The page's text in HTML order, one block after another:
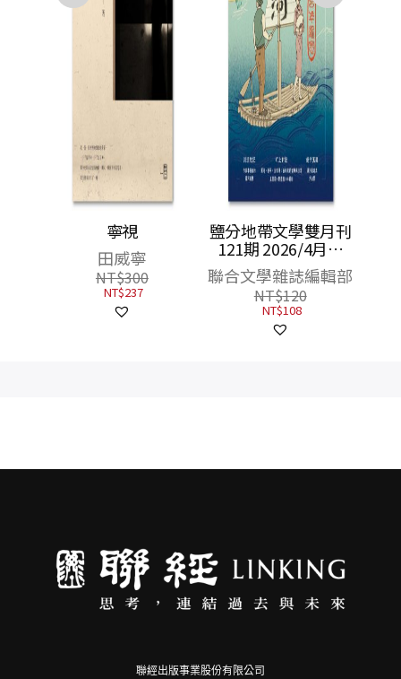
寧視
田威寧
NT$300
NT$237
鹽分地帶文學雙月刊
121期 2026/4月號
（臺南運河一〇〇年
紀念）
聯合文學雜誌編輯部
NT$120
NT$108
聯經出版事業股份有限公司